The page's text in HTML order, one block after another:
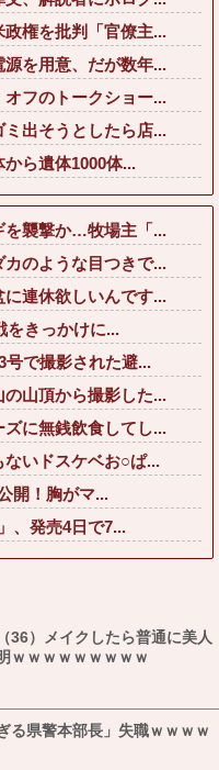
権を批判「官僚主...
を用意、だが数年...
フのトークショー...
ミ出そうとしたら店...
ら遺体1000体...
を襲撃か…牧場主「...
カのような目つきで...
連休欲しいんです...
をきっかけに...
号で撮影された避...
の山頂から撮影した...
ズに無銭飲食してし...
ないドスケベお○ぱ...
開！胸がマ...
、発売4日で7...
36）メイクしたら普通に美人
ｗｗｗｗｗｗｗｗｗ
る県警本部長」失職ｗｗｗｗ